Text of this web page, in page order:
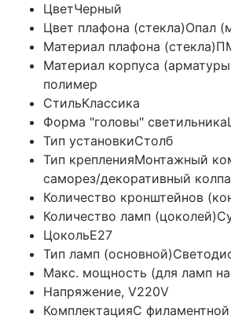
ЦветЧерный
Цвет плафона (стекла)Опал
Материал плафона (стекла)
Материал корпуса
полимер
СтильКлассика
Форма "головы" светильника
Тип установкиСтолб
Тип крепленияМонтажный
саморез/декоративный
Количество кронштейнов
Количество ламп (цоколей)
ЦокольE27
Тип ламп (основной)
Макс. мощность (для ламп
Напряжение, V220V
КомплектацияС